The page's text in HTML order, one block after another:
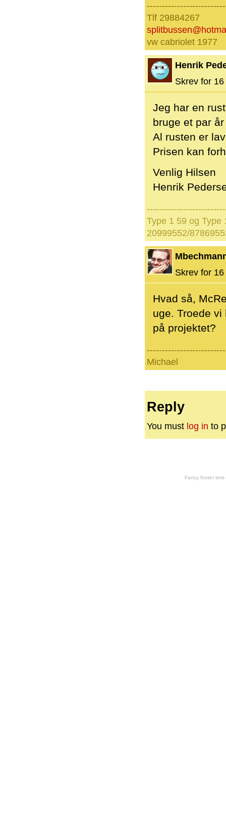
Tlf 29884267
vw cabriolet 1977
Henrik
Skrev for
Jeg har en
bruge et par
Al rusten er
Prisen kan
Venlig Hilsen
Henrik
Type 1 59 og Type
20999552/
Skrev for
Hvad så,
uge. Troede
på projektet?
Michael
Reply
You must log in to
Fancy footer